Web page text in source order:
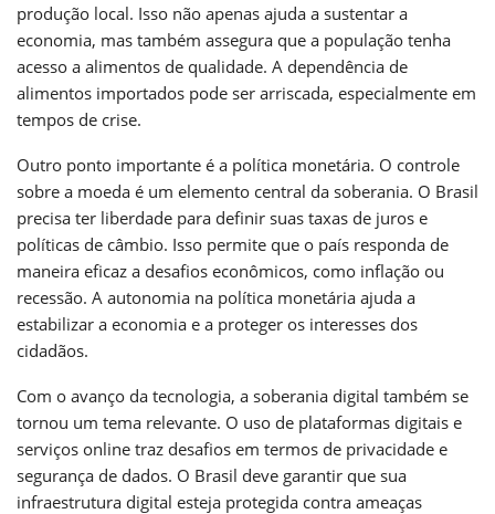
produção local. Isso não apenas ajuda a sustentar a
economia, mas também assegura que a população tenha
acesso a alimentos de qualidade. A dependência de
alimentos importados pode ser arriscada, especialmente em
tempos de crise.
Outro ponto importante é a política monetária. O controle
sobre a moeda é um elemento central da soberania. O Brasil
precisa ter liberdade para definir suas taxas de juros e
políticas de câmbio. Isso permite que o país responda de
maneira eficaz a desafios econômicos, como inflação ou
recessão. A autonomia na política monetária ajuda a
estabilizar a economia e a proteger os interesses dos
cidadãos.
Com o avanço da tecnologia, a soberania digital também se
tornou um tema relevante. O uso de plataformas digitais e
serviços online traz desafios em termos de privacidade e
segurança de dados. O Brasil deve garantir que sua
infraestrutura digital esteja protegida contra ameaças